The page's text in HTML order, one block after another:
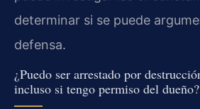
determinar si se puede
defensa.
¿Puedo ser arrestado por
incluso si tengo permiso del dueño?